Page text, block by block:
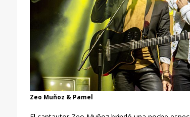
Zeo Muñoz & Pamel